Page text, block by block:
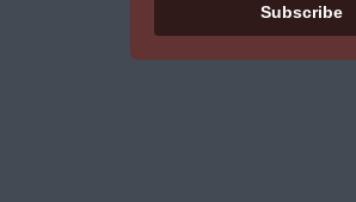
Subscribe